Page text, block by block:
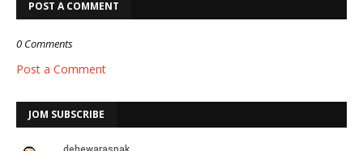
POST A COMMENT
0 Comments
Post a Comment
JOM SUBSCRIBE